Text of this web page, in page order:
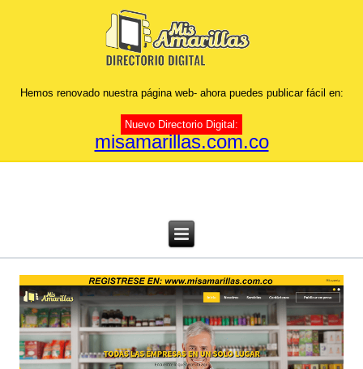
Hemos renovado nuestra página web- ahora puedes publicar fácil en:
Nuevo Directorio Digital:
misamarillas.com.co